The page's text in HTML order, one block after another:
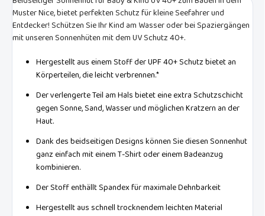
Muster Nice, bietet perfekten Schutz für kleine Seefahrer und
Entdecker! Schützen Sie Ihr Kind am Wasser oder bei Spaziergängen
mit unseren Sonnenhüten mit dem UV Schutz 40+.
Hergestellt aus einem Stoff der UPF 40+ Schutz bietet an
Körperteilen, die leicht verbrennen.*
Der verlengerte Teil am Hals bietet eine extra Schutzschicht
gegen Sonne, Sand, Wasser und möglichen Kratzern an der
Haut.
Dank des beidseitigen Designs können Sie diesen Sonnenhut
ganz einfach mit einem T-Shirt oder einem Badeanzug
kombinieren.
Der Stoff enthällt Spandex für maximale Dehnbarkeit
Hergestellt aus schnell trocknendem leichten Material